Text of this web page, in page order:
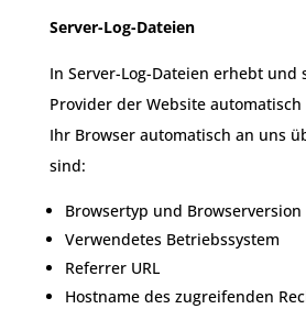
Server-Log-Dateien
In Server-Log-Dateien erhebt und
Provider der Website
Ihr Browser automatisch an uns
sind:
Browsertyp und Browserversion
Verwendetes Betriebssystem
Referrer URL
Hostname des zugreifenden